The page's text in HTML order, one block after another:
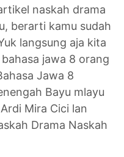
naskah drama
berarti kamu sudah
langsung aja kita
jawa 8 orang
Jawa 8
Bayu mlayu
Mira Cici lan
Drama Naskah